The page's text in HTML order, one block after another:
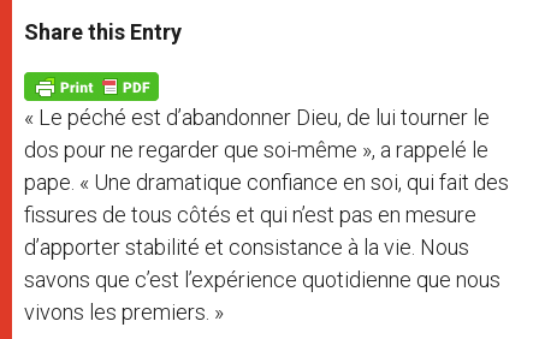
t
s
p
p
s
e
g
e
r
e
b
o
k
Share this Entry
« Le péché est d’abandonner Dieu, de lui tourner le
dos pour ne regarder que soi-même », a rappelé le
pape. « Une dramatique confiance en soi, qui fait des
fissures de tous côtés et qui n’est pas en mesure
d’apporter stabilité et consistance à la vie. Nous
savons que c’est l’expérience quotidienne que nous
vivons les premiers. »